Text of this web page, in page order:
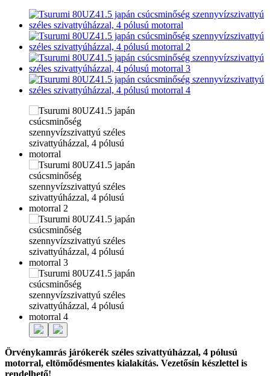
Örvénykamrás járókerék széles szivattyúházzal, 4 pólusú
motorral, eltömődésmentes kialakítás. Vezetősín készlettel is